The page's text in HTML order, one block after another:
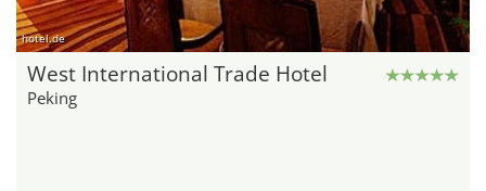
hotel.de
West International Trade Hotel
Peking